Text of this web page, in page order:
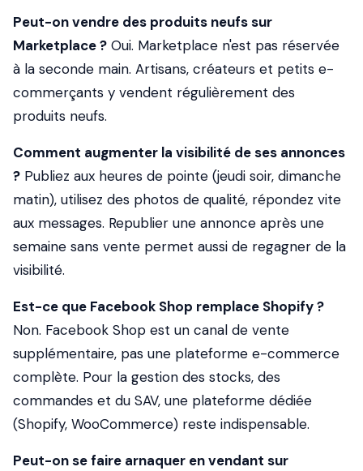
Peut-on vendre des produits neufs sur
Marketplace ? Oui. Marketplace n'est pas réservée
à la seconde main. Artisans, créateurs et petits e-
commerçants y vendent régulièrement des
produits neufs.
Comment augmenter la visibilité de ses annonces
? Publiez aux heures de pointe (jeudi soir, dimanche
matin), utilisez des photos de qualité, répondez vite
aux messages. Republier une annonce après une
semaine sans vente permet aussi de regagner de la
visibilité.
Est-ce que Facebook Shop remplace Shopify ?
Non. Facebook Shop est un canal de vente
supplémentaire, pas une plateforme e-commerce
complète. Pour la gestion des stocks, des
commandes et du SAV, une plateforme dédiée
(Shopify, WooCommerce) reste indispensable.
Peut-on se faire arnaquer en vendant sur